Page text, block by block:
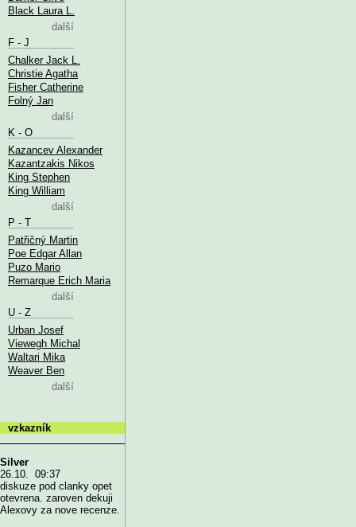
Black Laura L.
další
F - J
Chalker Jack L.
Christie Agatha
Fisher Catherine
Folný Jan
další
K - O
Kazancev Alexander
Kazantzakis Nikos
King Stephen
King William
další
P - T
Patřičný Martin
Poe Edgar Allan
Puzo Mario
Remarque Erich Maria
další
U - Z
Urban Josef
Viewegh Michal
Waltari Mika
Weaver Ben
další
vzkazník
Silver
26.10. 09:37
diskuze pod clanky opet
otevrena. zaroven dekuji
Alexovy za nove recenze.